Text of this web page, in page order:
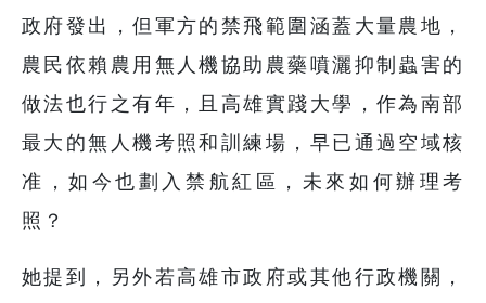
政府發出，但軍方的禁飛範圍涵蓋大量農地，
農民依賴農用無人機協助農藥噴灑抑制蟲害的
做法也行之有年，且高雄實踐大學，作為南部
最大的無人機考照和訓練場，早已通過空域核
准，如今也劃入禁航紅區，未來如何辦理考
照？
她提到，另外若高雄市政府或其他行政機關，